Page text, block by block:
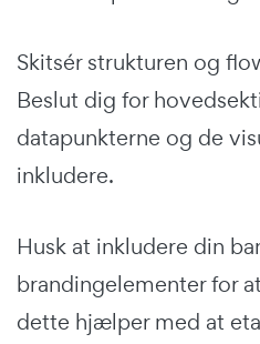
Skitsér strukturen og
Beslut dig for
datapunkterne og de
inkludere.
Husk at inkludere din
brandingelementer for
dette hjælper med at